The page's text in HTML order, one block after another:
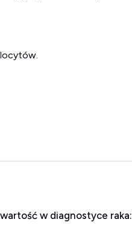
w diagnostyce raka: